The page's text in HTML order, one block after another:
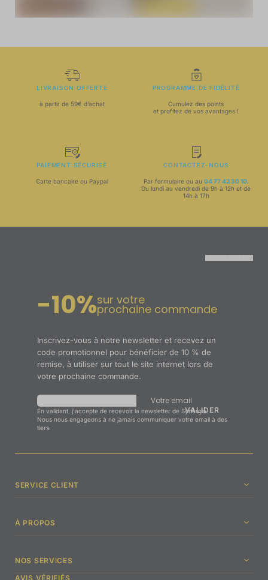
LIVRAISON OFFERTE
à partir de 59€ d’achat
PROGRAMME DE FIDÉLITÉ
Cumulez des points
et profitez de vos avantages !
PAIEMENT SÉCURISÉ
Carte bancaire ou Paypal
CONTACTEZ-NOUS
Par formulaire ou au 04 77 42 30 10.
Du lundi au vendredi de 9h à 12h et de
14h à 17h
-10%sur votre
prochaine commande
Inscrivez-vous à notre newsletter et recevez un
code promotionnel pour bénéficier de 10 % de
remise, à utiliser sur tout le site internet lors de
votre prochaine commande.
Votre email
En validant, j'accepte de recevoir la newsletter de Synergia.
Nous nous engageons à ne jamais communiquer votre email à des
tiers.
SERVICE CLIENT
À PROPOS
NOS SERVICES
AVIS VÉRIFIÉS